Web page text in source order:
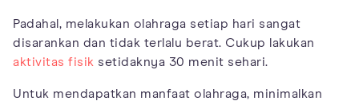
Padahal, melakukan olahraga setiap hari sangat
disarankan dan tidak terlalu berat. Cukup lakukan
aktivitas fisik setidaknya 30 menit sehari.
Untuk mendapatkan manfaat olahraga, minimalkan